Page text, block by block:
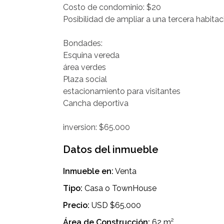
‎Costo de condominio: $20
‎Posibilidad de ampliar a una tercera
‎Bondades:
‎Esquina vereda
‎área verdes
‎Plaza social
‎estacionamiento para visitantes
‎Cancha deportiva
Datos del inmueble
Inmueble en: Venta
Tipo: Casa o TownHouse
Precio: USD $65.000